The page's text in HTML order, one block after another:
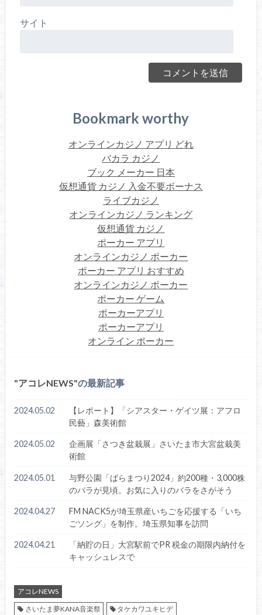
サイト
Bookmark worthy
オンラインカジノ アプリ どれ
バカラ カジノ
ブック メーカー 日本
仮想通貨 カジノ 入金不要ボーナス
ライブカジノ
オンラインカジノ ランキング
仮想通貨 カジノ
ポーカー アプリ
オンラインカジノ ポーカー
ポーカー アプリ おすすめ
オンラインカジノ ポーカー
ポーカー ゲーム
ポーカーアプリ
ポーカーアプリ
オンライン ポーカー
アコレNEWS の最新記事
2024.05.02
【レポート】「シアスター・ゲイツ展：アフロ
民藝」森美術館
2024.05.02
企画展「さつき盆栽展」さいたま市大宮盆栽美
術館
2024.05.01
与野公園「ばらまつり2024」約200種・3,000株
のバラが見頃。お気に入りのバラをさがそう
2024.04.27
FM NACK5が埼玉県産いちごを応援する「いち
ごソング」を制作。埼玉県知事を訪問
2024.04.21
「納貯の日」大宮駅前でPR 税金の期限内納付を
キャッシュレスで
アコレNEWS
さいたま夢KANA音楽祭
タケカワユキヒデ